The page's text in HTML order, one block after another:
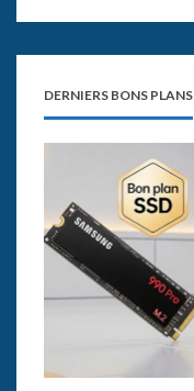
DERNIERS BONS PLANS